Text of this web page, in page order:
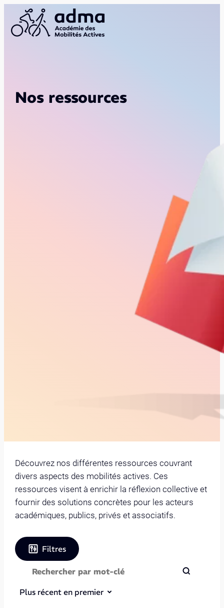
Nos ressources
Découvrez nos différentes ressources couvrant
divers aspects des mobilités actives. Ces
ressources visent à enrichir la réflexion collective et
fournir des solutions concrètes pour les acteurs
académiques, publics, privés et associatifs.
Filtres
Plus récent en premier